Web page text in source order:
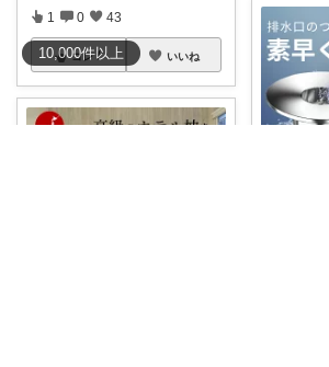
10,000件以上
1 0 43
コレ いいね